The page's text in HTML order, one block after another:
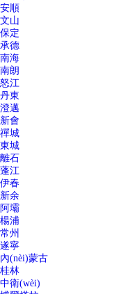
安順
文山
保定
承德
南海
南朗
怒江
丹東
澄邁
新會
禪城
東城
離石
蓬江
伊春
新余
阿壩
楊浦
常州
遂寧
內(nèi)蒙古
桂林
中衛(wèi)